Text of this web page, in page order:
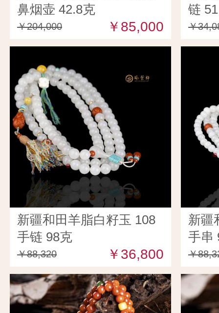
鼻烟壶 42.8克
￥204,000 ￥85,000
链
￥
新疆和田羊脂白籽玉 108
手链 98克
￥88,320 ￥36,800
新疆
手串
￥